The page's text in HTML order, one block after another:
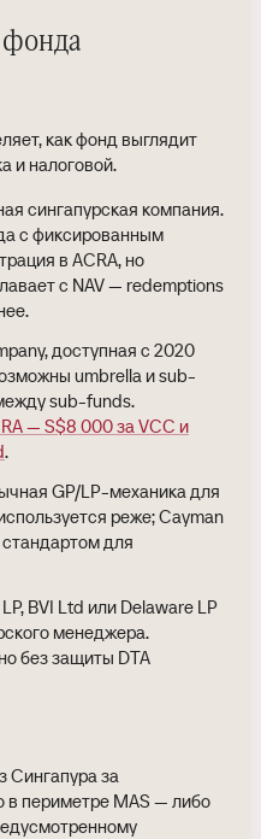
фонда
как фонд выглядит
и налоговой.
сингапурская компания.
с фиксированным
в ACRA, но
с NAV — redemptions
доступная с 2020
umbrella и sub-
sub-funds.
— S$8 000 за VCC и
.
GP/LP-механика для
реже; Cayman
для
BVI Ltd или Delaware LP
менеджера.
без защиты DTA
Сингапура за
в периметре MAS — либо